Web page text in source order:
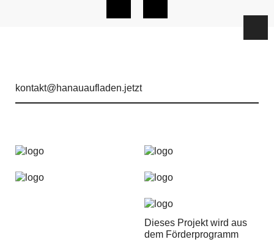
kontakt@hanauaufladen.jetzt
Dieses Projekt wird aus
dem Förderprogramm